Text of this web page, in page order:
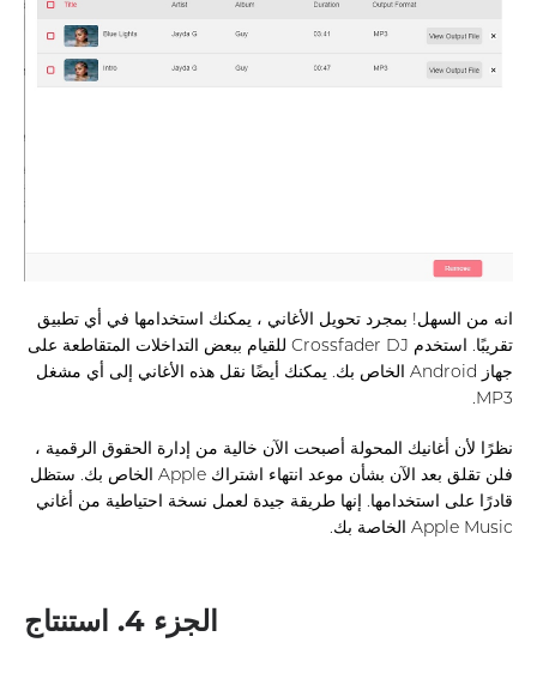
انه من السهل! بمجرد تحويل الأغاني ، يمكنك استخدامها في أي تطبيق
تقريبًا. استخدم Crossfader DJ للقيام ببعض التداخلات المتقاطعة على
جهاز Android الخاص بك. يمكنك أيضًا نقل هذه الأغاني إلى أي مشغل
MP3.
نظرًا لأن أغانيك المحولة أصبحت الآن خالية من إدارة الحقوق الرقمية ،
فلن تقلق بعد الآن بشأن موعد انتهاء اشتراك Apple الخاص بك. ستظل
قادرًا على استخدامها. إنها طريقة جيدة لعمل نسخة احتياطية من أغاني
Apple Music الخاصة بك.
الجزء 4. استنتاج